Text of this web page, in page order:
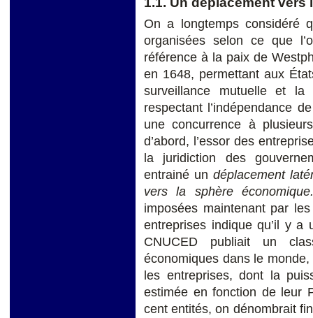
On a longtemps considéré
organisées selon ce que
référence à la paix de
en 1648, permettant aux
surveillance mutuelle et la
respectant l’indépendance
une concurrence à
d’abord, l’essor des
la juridiction des
entrainé un déplacement
vers la sphère
imposées maintenant par
entreprises indique qu’il y a
CNUCED publiait un
économiques dans le
les entreprises, dont la
estimée en fonction de leur
cent entités, on dénombrait